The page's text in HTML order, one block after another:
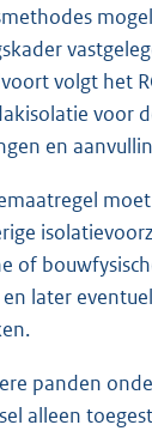
volgt het
voor
en
of
later
panden
alleen